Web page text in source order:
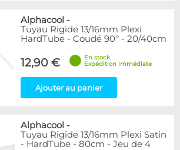
Alphacool -
Tuyau Rigide 13/16mm Plexi
HardTube - Coudé 90° - 20/40cm
12,90 €
En stock
Expédition immédiate
Ajouter au panier
Alphacool -
Tuyau Rigide 13/16mm Plexi Satin
- HardTube - 80cm - Jeu de 4